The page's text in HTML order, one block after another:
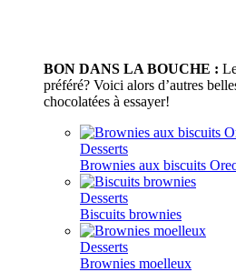
BON DANS LA BOUCHE :
préféré? Voici alors d’autres
chocolatées à essayer!
Desserts
Brownies aux biscuits
Desserts
Biscuits brownies
Desserts
Brownies moelleux